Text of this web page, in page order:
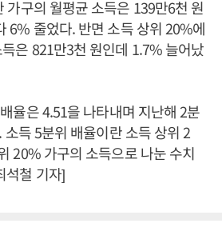
가구의 월평균 소득은 139만6천 원
6% 줄었다. 반면 소득 상위 20%에
은 821만3천 원인데 1.7% 늘어났
율은 4.51을 나타내며 지난해 2분
득 5분위 배율이란 소득 상위 2
20% 가구의 소득으로 나눈 수치
석철 기자]